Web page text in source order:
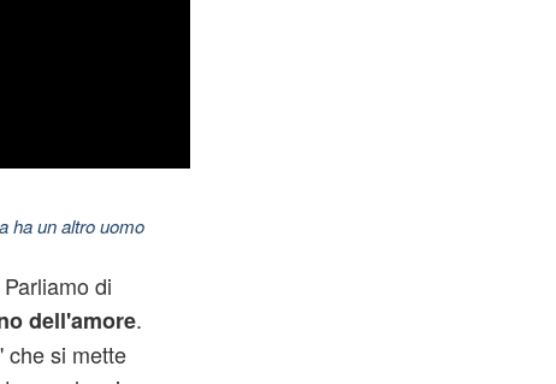
ha un altro uomo
di
dell'amore.
che si mette